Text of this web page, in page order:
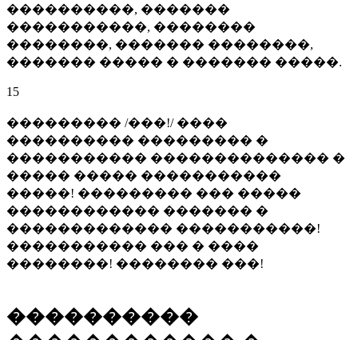
����������, �������
�����������, ��������
��������, ������� ��������,
������� ����� � ������� �����.
15
��������� /���!/ ����
���������� ��������� �
����������� �������������� �
����� ����� �����������
�����! ��������� ��� �����
������������ ������� �
������������� �����������!
����������� ��� � ����
��������! �������� ���!
����������